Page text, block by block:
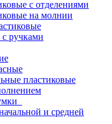
с отделениями
на молнии
ручками
пластиковые
и средней